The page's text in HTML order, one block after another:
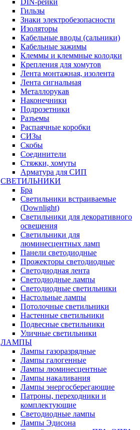
DIN-рейки
Гильзы
Знаки электробезопасности
Изоляторы
Кабельные вводы (сальники)
Кабельные зажимы
Клеммы и клеммные колодки
Крепления для хомутов
Лента монтажная, изолента
Лента сигнальная
Металлорукав
Наконечники
Подрозетники
Разъемы
Распаячные коробки
СИЗы
Скобы
Соединители
Стяжки, хомуты
Арматура для СИП
СВЕТИЛЬНИКИ
Бра
Светильники встраиваемые
(Downlight)
Светильники для декоративного
освещения
Светильники для
люминесцентных ламп
Панели светодиодные
Прожекторы светодиодные
Светодиодная лента
Светодиодные лампы
Светодиодные светильники
Настольные лампы
Потолочные светильники
Настенные светильники
Подвесные светильники
Уличные светильники
ЛАМПЫ
Лампы газоразрядные
Лампы галогенные
Лампы люминесцентные
Лампы накаливания
Лампы энергосберегающие
Патроны, переходники и
комплектующие
Светодиодные лампы
Лампы Эдисона